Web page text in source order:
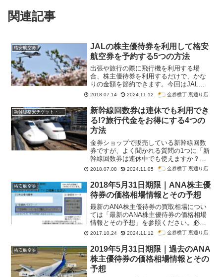
関連記事
格安航空券
JALの株主優待券を利用して格安
航空券を予約する5つの方法
出張や旅行の際に飛行機を利用する場
合、株主優待券を利用するだけで、かな
りの金額を節約できます。今回はJALの
株主優待券を利用して格安航空券を予約
する5つの方法を紹介します。JALの方が
便数も多く、利用しやすいようになって
います。受けられるサービスは同じです
から、やっぱり安い方がいいですよね。
2018.07.14 2024.11.12 金券横丁 裏通り店
新幹線格安チケット・新幹線回数券
新幹線回数券は連休でも利用でき
る!?旅行代金をお得にする4つの
方法
金券ショップで販売している新幹線回数
券ですが、よく聞かれる質問の1つに「新
幹線回数券は連休中でも使えますか？」
というのがあります。今回はシルバーウ
ィークをはじめとした3連休などでも新幹
線回数券が利用できるかどうかについて
お伝えします。
2018.07.08 2024.11.05 金券横丁 裏通り店
格安航空券
2018年5月31日期限｜ANA株主優
待券の価格相場情報とその予想
最新のANA株主優待券の買取相場につい
ては「最新のANA株主優待券の価格相場
情報とその予想」を参照ください。必要
な情報だけ知りたい方はこちらのショー
ANA株主優待券 買取価格相場【最新情
報】 20...
2017.10.24 2024.11.12 金券横丁 裏通り店
格安航空券
2019年5月31日期限｜過去のANA
株主優待券の価格相場情報とその
予想